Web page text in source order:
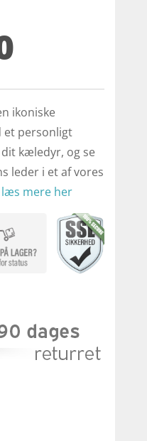
ikoniske
et personligt
kæledyr, og se
leder i et af vores
læs mere her